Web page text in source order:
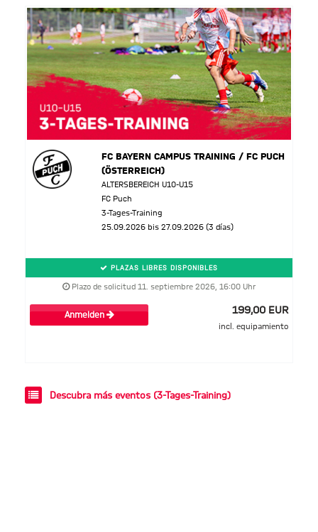
FC BAYERN CAMPUS TRAINING / FC PUCH
(ÖSTERREICH)
ALTERSBEREICH U10-U15
FC Puch
3-Tages-Training
25.09.2026 bis 27.09.2026 (3 días)
PLAZAS LIBRES DISPONIBLES
Plazo de solicitud 11. septiembre 2026, 16:00 Uhr
Anmelden 199,00 EUR
incl. equipamiento
Descubra más eventos (3-Tages-Training)